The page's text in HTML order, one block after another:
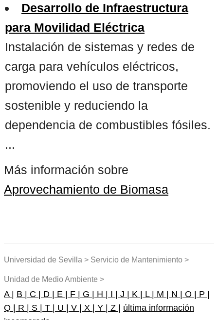
Desarrollo de Infraestructura
para Movilidad Eléctrica
Instalación de sistemas y redes de
carga para vehículos eléctricos,
promoviendo el uso de transporte
sostenible y reduciendo la
dependencia de combustibles fósiles.
...
Más información sobre
Aprovechamiento de Biomasa
Universidad de Sevilla > Servicio de Mantenimiento >
Unidad de Medio Ambiente >
A | B | C | D | E | F | G | H | I | J | K | L | M | N | O | P |
Q | R | S | T | U | V | X | Y | Z | última información